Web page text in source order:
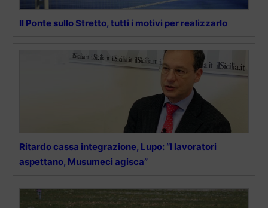
Il Ponte sullo Stretto, tutti i motivi per realizzarlo
Ritardo cassa integrazione, Lupo: “I lavoratori
aspettano, Musumeci agisca”